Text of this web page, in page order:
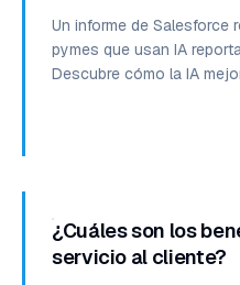
Un informe de Salesforce
pymes que usan IA
Descubre cómo la IA
¿Cuáles son los
servicio al cliente?